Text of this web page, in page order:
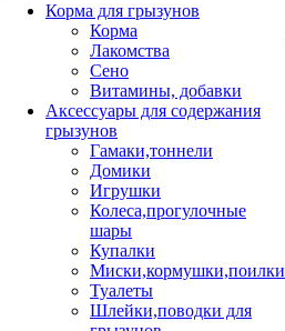
Корма для грызунов
Корма
Лакомства
Сено
Витамины, добавки
Аксессуары для содержания
грызунов
Гамаки,тоннели
Домики
Игрушки
Колеса,прогулочные
шары
Купалки
Миски,кормушки,поилки
Туалеты
Шлейки,поводки для